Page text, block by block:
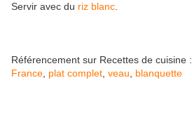
Servir avec du riz blanc
Référencement sur Recettes de cuisine :
France plat complet veau blanquette